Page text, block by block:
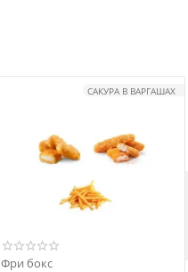
САКУРА В ВАРГАШАХ
Фри бокс